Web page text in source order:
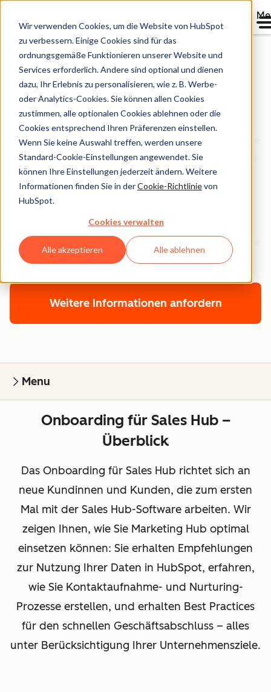
Wir verwenden Cookies, um die Website von HubSpot
zu verbessern. Einige Cookies sind für das
ordnungsgemäße Funktionieren unserer Website und
Services erforderlich. Andere sind optional und dienen
dazu, Ihr Erlebnis zu personalisieren, wie z. B. Werbe-
oder Analytics-Cookies. Sie können allen Cookies
zustimmen, alle optionalen Cookies ablehnen oder die
Cookies entsprechend Ihren Präferenzen einstellen.
Wenn Sie keine Auswahl treffen, werden unsere
Standard-Cookie-Einstellungen angewendet. Sie
können Ihre Einstellungen jederzeit ändern. Weitere
Informationen finden Sie in derCookie-Richtlinievon
HubSpot.
Cookies verwalten
Alle akzeptieren Alle ablehnen
Onboarding für Sales
Hub
Im Rahmen dieses Onboarding-Programms erhalten Sie
technische Unterstützung bei der Einrichtung von Sales
Hub sowie praktische Anleitungen zur Vereinfachung
und Skalierung des Vertriebsprozesses. Mit einem
individuellen Onboardingplan, der ganz auf Ihr
Unternehmen, Ihre Ziele und Ihre vorhandene
Infrastruktur abgestimmt ist, helfen wir Ihnen sehr gerne
weiter – Schritt für Schritt.
Weitere Informationen anfordern
Menu
Onboarding für Sales Hub –
Überblick
Das Onboarding für Sales Hub richtet sich an
neue Kundinnen und Kunden, die zum ersten
Mal mit der Sales Hub-Software arbeiten. Wir
zeigen Ihnen, wie Sie Marketing Hub optimal
einsetzen können: Sie erhalten Empfehlungen
zur Nutzung Ihrer Daten in HubSpot, erfahren,
wie Sie Kontaktaufnahme- und Nurturing-
Prozesse erstellen, und erhalten Best Practices
für den schnellen Geschäftsabschluss – alles
unter Berücksichtigung Ihrer Unternehmensziele.